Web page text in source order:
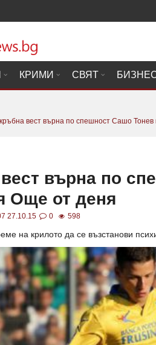
КРИМИ СВЯТ
вест върна по спешност Сашо Тонев
върна по
Още от деня
27.10.15 0 598
на крилото да се възстанови